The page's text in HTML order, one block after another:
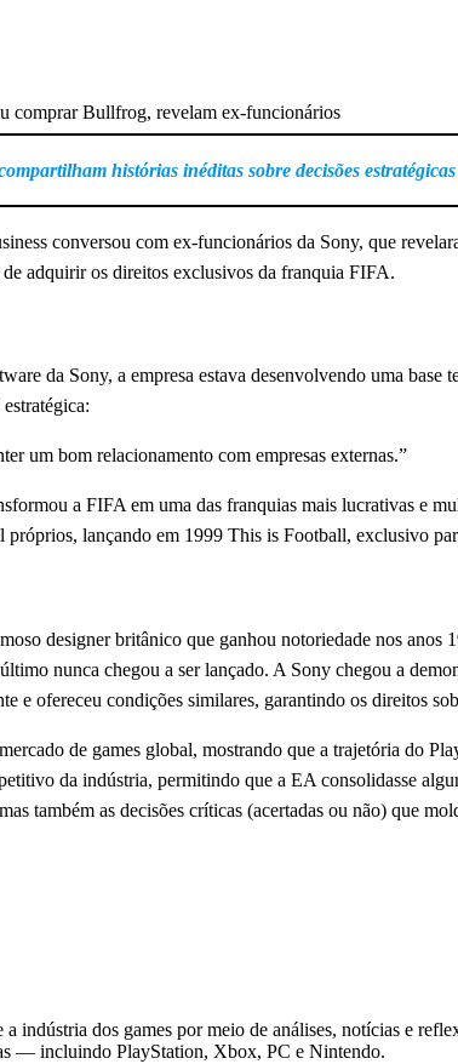
histórias inéditas sobre decisões
conversou com ex-funcionários da Sony, que
adquirir os direitos exclusivos da franquia FIFA.
da Sony, a empresa estava desenvolvendo uma
um bom relacionamento com empresas externas.”
a FIFA em uma das franquias mais lucrativas e
lançando em 1999 This is Football, exclusivo
designer britânico que ganhou notoriedade nos
nunca chegou a ser lançado. A Sony chegou a
e ofereceu condições similares, garantindo os direitos
de games global, mostrando que a trajetória do
da indústria, permitindo que a EA consolidasse
também as decisões críticas (acertadas ou não) que
indústria dos games por meio de análises, notícias e
— incluindo PlayStation, Xbox, PC e Nintendo.